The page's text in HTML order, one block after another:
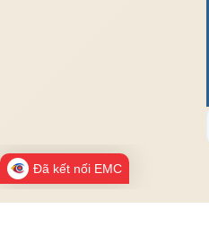
Đã kết nối EMC